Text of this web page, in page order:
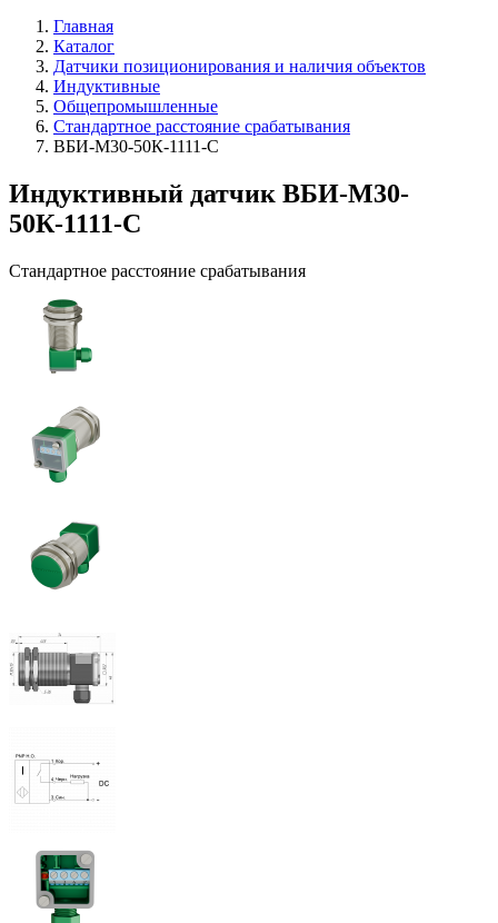
Главная
Каталог
Датчики позиционирования и наличия объектов
Индуктивные
Общепромышленные
Стандартное расстояние срабатывания
ВБИ-М30-50К-1111-С
Индуктивный датчик ВБИ-М30-
50К-1111-С
Стандартное расстояние срабатывания